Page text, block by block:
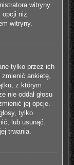
witryny.
opcji niż
witryny.
tylko przez ich
ankietę,
z którym
nie oddał głosu
jej opcje.
tylko
lub usunąć.
trwania.